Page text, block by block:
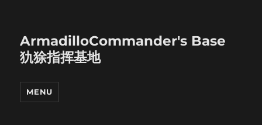
ArmadilloCommander's Base
犰狳指挥基地
MENU